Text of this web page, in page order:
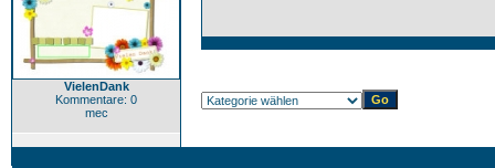
VielenDank
Kommentare: 0
mec